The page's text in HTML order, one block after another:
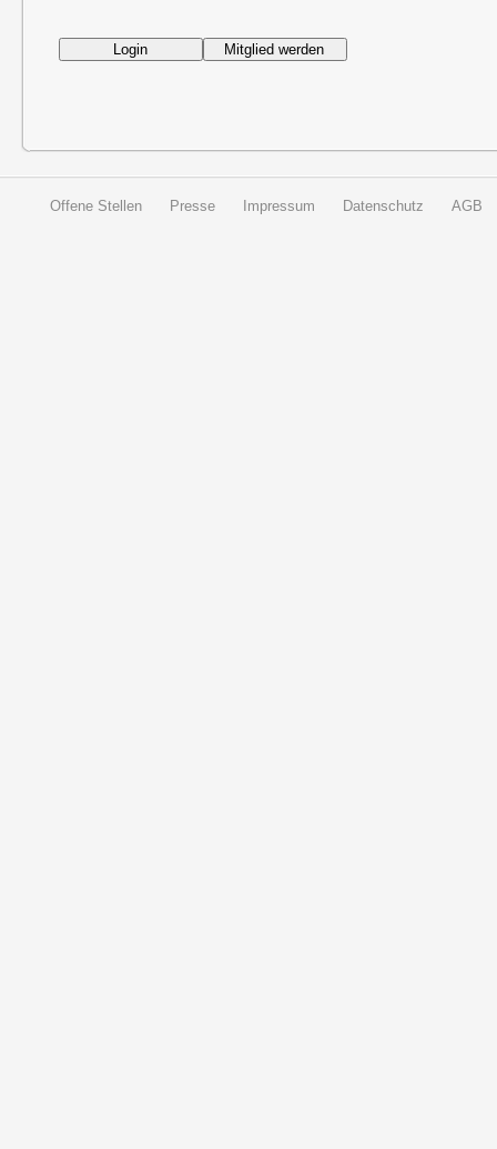
Offene Stellen Presse Impressum Datenschutz AGB